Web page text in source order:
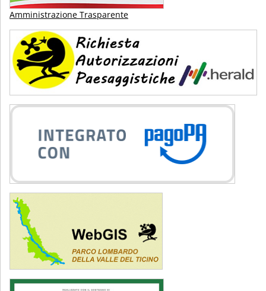
Amministrazione Trasparente